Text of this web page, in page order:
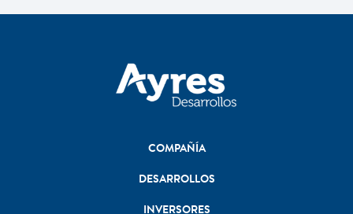
COMPAÑÍA
DESARROLLOS
INVERSORES